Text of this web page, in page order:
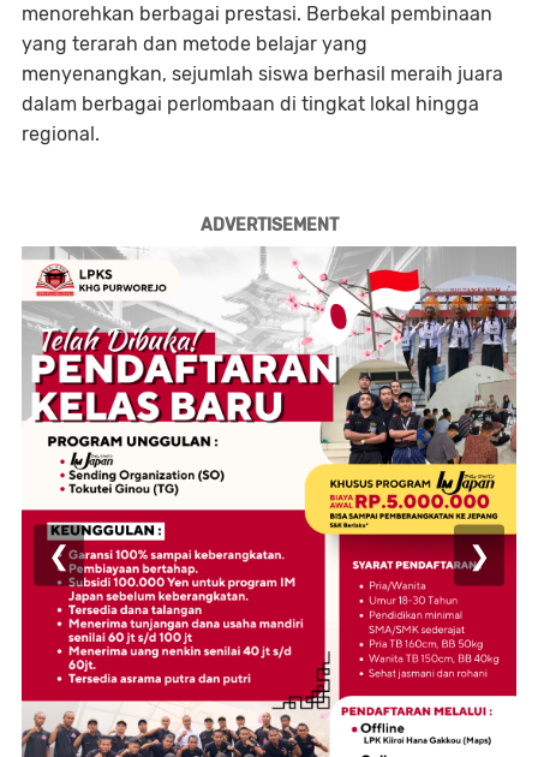
menorehkan berbagai prestasi. Berbekal pembinaan
yang terarah dan metode belajar yang
menyenangkan, sejumlah siswa berhasil meraih juara
dalam berbagai perlombaan di tingkat lokal hingga
regional.
ADVERTISEMENT
❮ ❯